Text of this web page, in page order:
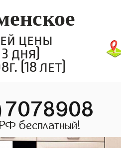
цены
дня)
(18 лет)
бесплатный!